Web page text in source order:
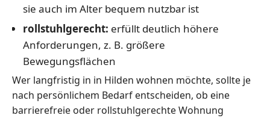
sie auch im Alter bequem nutzbar ist
rollstuhlgerecht: erfüllt deutlich höhere
Anforderungen, z. B. größere
Bewegungsflächen
Wer langfristig in in Hilden wohnen möchte, sollte je
nach persönlichem Bedarf entscheiden, ob eine
barrierefreie oder rollstuhlgerechte Wohnung